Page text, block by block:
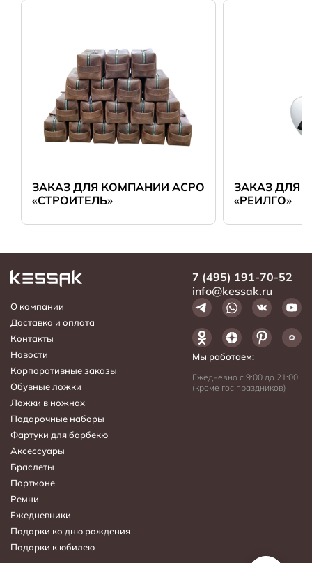
ЗАКАЗ ДЛЯ КОМПАНИИ АСРО
«СТРОИТЕЛЬ»
ЗАКАЗ ДЛЯ
«РЕИЛГО»
О компании
Доставка и оплата
Контакты
Новости
Корпоративные заказы
Обувные ложки
Ложки в ножнах
Подарочные наборы
Фартуки для барбекю
Аксессуары
Браслеты
Портмоне
Ремни
Ежедневники
Подарки ко дню рождения
Подарки к юбилею
7 (495) 191-70-52
Мы работаем:
Ежедневно с 9:00 до 21:00
(кроме гос праздников)
info@kessak.ru